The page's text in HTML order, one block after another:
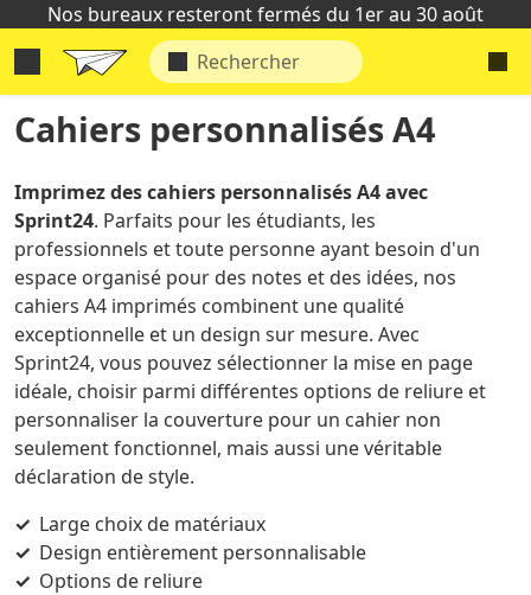
Nos bureaux resteront fermés du 1er au 30 août
Cahiers personnalisés A4
Imprimez des cahiers personnalisés A4 avec
Sprint24. Parfaits pour les étudiants, les
professionnels et toute personne ayant besoin d'un
espace organisé pour des notes et des idées, nos
cahiers A4 imprimés combinent une qualité
exceptionnelle et un design sur mesure. Avec
Sprint24, vous pouvez sélectionner la mise en page
idéale, choisir parmi différentes options de reliure et
personnaliser la couverture pour un cahier non
seulement fonctionnel, mais aussi une véritable
déclaration de style.
Large choix de matériaux
Design entièrement personnalisable
Options de reliure